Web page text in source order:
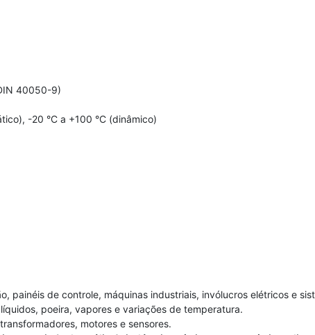
40050-9)
-20 °C a +100 °C (dinâmico)
painéis de controle, máquinas industriais, invólucros elétricos e
poeira, vapores e variações de temperatura.
motores e sensores.